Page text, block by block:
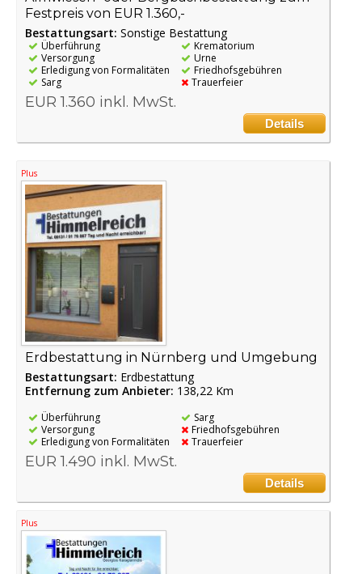
Festpreis von EUR 1.360,-
Bestattungsart: Sonstige Bestattung
Überführung
Versorgung
Erledigung von Formalitäten
Sarg
Krematorium
Urne
Friedhofsgebühren
Trauerfeier
EUR 1.360 inkl. MwSt.
Details
Plus
Erdbestattung in Nürnberg und Umgebung
Bestattungsart: Erdbestattung
Entfernung zum Anbieter: 138,22 Km
Überführung
Versorgung
Erledigung von Formalitäten
Sarg
Friedhofsgebühren
Trauerfeier
EUR 1.490 inkl. MwSt.
Details
Plus